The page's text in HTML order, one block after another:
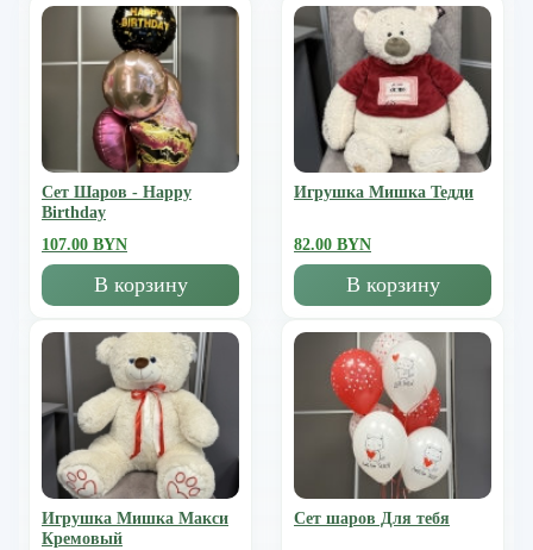
Сет Шаров - Happy
Birthday
107.00 BYN
В корзину
Игрушка Мишка Тедди
82.00 BYN
В корзину
Игрушка Мишка Mакси
Кремовый
Сет шаров Для тебя